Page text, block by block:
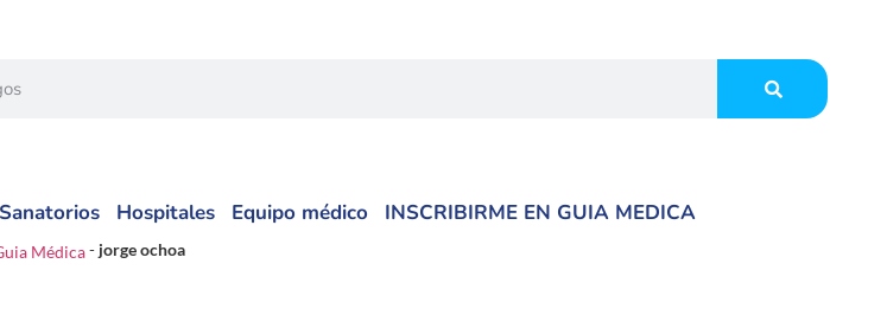
Sanatorios Hospitales Equipo médico INSCRIBIRME EN GUIA MEDICA
Médica- jorge ochoa